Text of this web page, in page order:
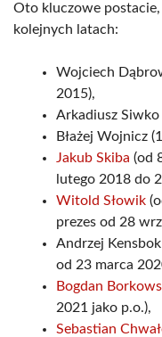
Oto kluczowe
kolejnych latach:
Wojciech
2015),
Arkadiusz
Błażej Wojnicz
Jakub Skiba (od
lutego 2018 do
Witold Słowik
prezes od 28
Andrzej
od 23 marca
Bogdan
2021 jako p.o.),
Sebastian